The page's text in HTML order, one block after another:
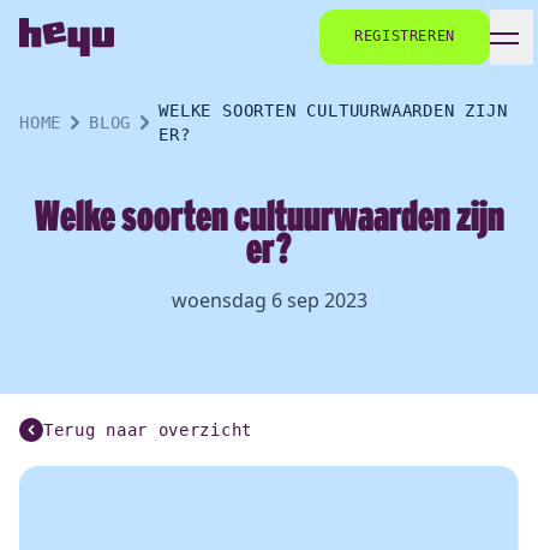
REGISTREREN
HOME BLOG
WELKE SOORTEN CULTUURWAARDEN ZIJN
ER?
Welke soorten cultuurwaarden zijn
er?
woensdag 6 sep 2023
Terug naar overzicht